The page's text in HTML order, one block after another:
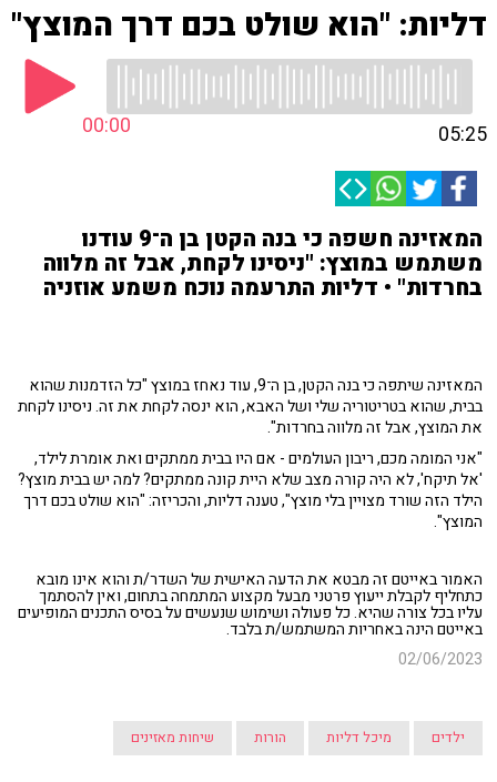
דליות: "הוא שולט בכם דרך המוצץ"
00:00 05:25
המאזינה חשפה כי בנה הקטן בן ה־9 עודנו
משתמש במוצץ: "ניסינו לקחת, אבל זה מלווה
בחרדות" • דליות התרעמה נוכח משמע אוזניה
המאזינה שיתפה כי בנה הקטן, בן ה־9, עוד נאחז במוצץ "כל הזדמנות שהוא
בבית, שהוא בטריטוריה שלי ושל האבא, הוא ינסה לקחת את זה. ניסינו לקחת
את המוצץ, אבל זה מלווה בחרדות".
"אני המומה מכם, ריבון העולמים - אם היו בבית ממתקים ואת אומרת לילד,
'אל תיקח', לא היה קורה מצב שלא היית קונה ממתקים? למה יש בבית מוצץ?
הילד הזה שורד מצויין בלי מוצץ", טענה דליות, והכריזה: "הוא שולט בכם דרך
המוצץ".
האמור באייטם זה מבטא את הדעה האישית של השדר/ת והוא אינו מובא
כתחליף לקבלת ייעוץ פרטני מבעל מקצוע המתמחה בתחום, ואין להסתמך
עליו בכל צורה שהיא. כל פעולה ושימוש שנעשים על בסיס התכנים המופיעים
באייטם הינה באחריות המשתמש/ת בלבד.
02/06/2023
ילדים מיכל דליות הורות שיחות מאזינים